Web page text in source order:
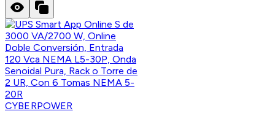
CYBERPOWER